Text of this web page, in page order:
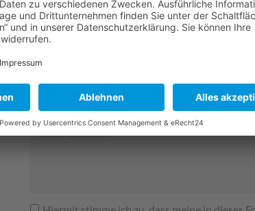
Ihre Nachricht an uns